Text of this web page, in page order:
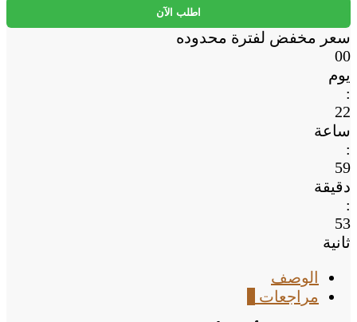
للألعاب
مزوده
و
إضاءة
LED
اطلب الآن
سعر مخفض لفترة محدوده
00
يوم
:
22
ساعة
:
59
دقيقة
:
53
ثانية
الوصف
مراجعات